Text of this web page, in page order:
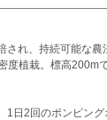
れ、持続可能な
植栽。標高200m
日2回のポンピン